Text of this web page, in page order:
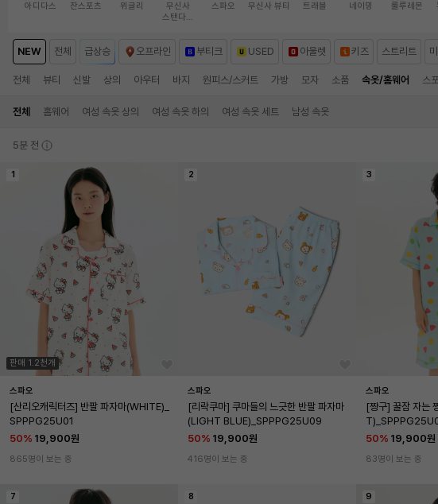
아디다스 잔스포츠 위글리
무신사
스탠다드
스파오 무신사 뷰티 트래블 네이밍 룰루레몬
NEW 전체 급상승 오프라인 부티크 USED 아울렛 키즈 스트리트
전체 뷰티 신발 상의 아우터 바지 원피스/스커트 가방 모자 소품 속옷/홈웨어 스
전체 홈웨어 여성 속옷 상의 여성 속옷 하의 여성 속옷 세트 남성 속옷
5분 전
1
판매 1.2천개
스파오
[산리오캐릭터즈] 반팔 파자마(WHITE)_
SPPPG25U01
50% 19,900원
865명이 보는 중
2
스파오
[리락쿠마] 쿠마들의 느긋한 반팔 파자마
(LIGHT BLUE)_SPPPG25U09
50% 19,900원
416명이 보는 중
3
스파오
[짱구] 꿀잠 자는
50% 19,900원
83명이 보는 중
7 8 9